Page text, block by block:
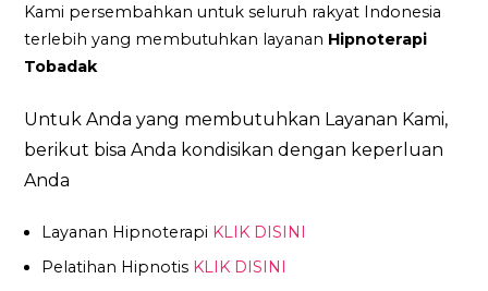
Kami persembahkan untuk seluruh rakyat Indonesia
terlebih yang membutuhkan layanan Hipnoterapi
Tobadak
Untuk Anda yang membutuhkan Layanan Kami,
berikut bisa Anda kondisikan dengan keperluan
Anda
Layanan Hipnoterapi KLIK DISINI
Pelatihan Hipnotis KLIK DISINI